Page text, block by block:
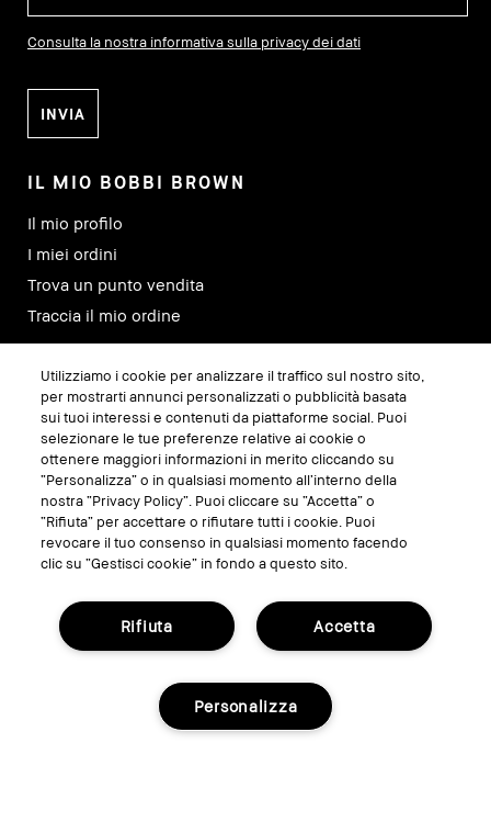
Consulta la nostra informativa sulla privacy dei dati
IL MIO BOBBI BROWN
Il mio profilo
I miei ordini
Trova un punto vendita
Traccia il mio ordine
SEGUICI SU
GESTISCI I COOKIE DEL SITO
INFORMATIVA SULLA PRIVACY
Utilizziamo i cookie per analizzare il traffico sul nostro sito,
per mostrarti annunci personalizzati o pubblicità basata
sui tuoi interessi e contenuti da piattaforme social. Puoi
selezionare le tue preferenze relative ai cookie o
ottenere maggiori informazioni in merito cliccando su
“Personalizza” o in qualsiasi momento all’interno della
nostra “Privacy Policy”. Puoi cliccare su “Accetta” o
“Rifiuta” per accettare o rifiutare tutti i cookie. Puoi
revocare il tuo consenso in qualsiasi momento facendo
clic su “Gestisci cookie” in fondo a questo sito.
Accetta
Rifiuta
Personalizza